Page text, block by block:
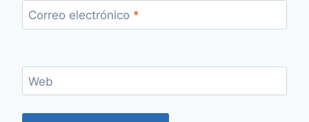
Correo electrónico *
Web